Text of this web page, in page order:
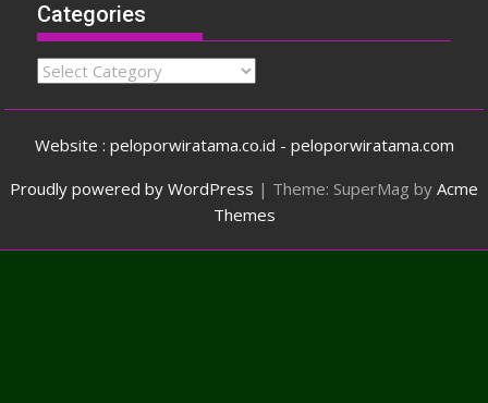
Categories
Categories
Website : peloporwiratama.co.id - peloporwiratama.com
Proudly powered by WordPress | Theme: SuperMag by Acme
Themes